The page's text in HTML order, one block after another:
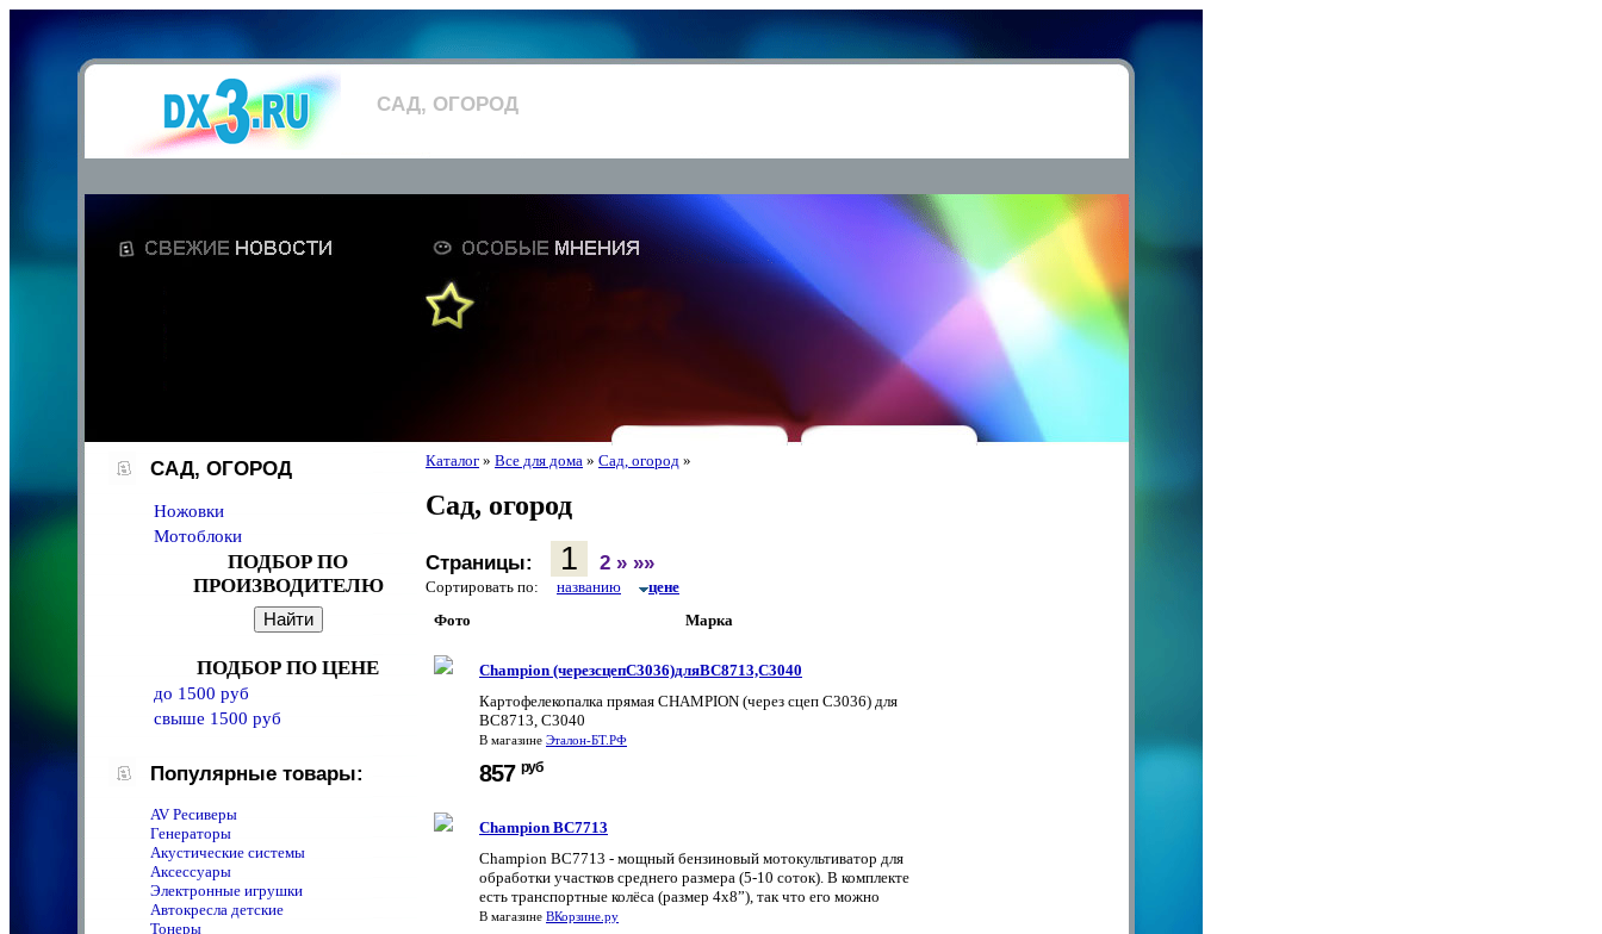
САД, ОГОРОД
САД, ОГОРОД
Ножовки
Мотоблоки
ПОДБОР ПО
ПРОИЗВОДИТЕЛЮ
ПОДБОР ПО ЦЕНЕ
до 1500 руб
свыше 1500 руб
Популярные товары:
AV Ресиверы
Генераторы
Акустические системы
Аксессуары
Электронные игрушки
Автокресла детские
Тонеры
Каталог » Все для дома » Сад, огород »
Сад, огород
Страницы: 1 2 » »»
Сортировать по: названию
цене
Фото
Марка
Champion (черезсцепC3036)дляBC8713,C3040
Картофелекопалка прямая CHAMPION (через сцеп C3036) для
BC8713, C3040
В магазине Эталон-БТ.РФ
857 руб
Champion BC7713
Champion BC7713 - мощный бензиновый мотокультиватор для
обработки участков среднего размера (5-10 соток). В комплекте
есть транспортные колёса (размер 4х8”), так что его можно
В магазине ВКорзине.ру